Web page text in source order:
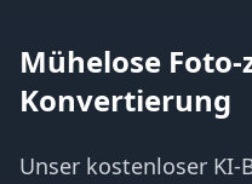
Mühelose Foto-
Konvertierung
Unser kostenloser KI-